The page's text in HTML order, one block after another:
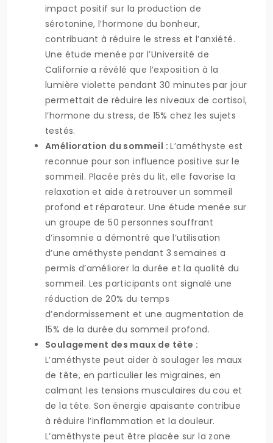
impact positif sur la production de
sérotonine, l’hormone du bonheur,
contribuant à réduire le stress et l’anxiété.
Une étude menée par l’Université de
Californie a révélé que l’exposition à la
lumière violette pendant 30 minutes par jour
permettait de réduire les niveaux de cortisol,
l’hormone du stress, de 15% chez les sujets
testés.
Amélioration du sommeil :L’améthyste est
reconnue pour son influence positive sur le
sommeil. Placée près du lit, elle favorise la
relaxation et aide à retrouver un sommeil
profond et réparateur. Une étude menée sur
un groupe de 50 personnes souffrant
d’insomnie a démontré que l’utilisation
d’une améthyste pendant 3 semaines a
permis d’améliorer la durée et la qualité du
sommeil. Les participants ont signalé une
réduction de 20% du temps
d’endormissement et une augmentation de
15% de la durée du sommeil profond.
Soulagement des maux de tête :
L’améthyste peut aider à soulager les maux
de tête, en particulier les migraines, en
calmant les tensions musculaires du cou et
de la tête. Son énergie apaisante contribue
à réduire l’inflammation et la douleur.
L’améthyste peut être placée sur la zone